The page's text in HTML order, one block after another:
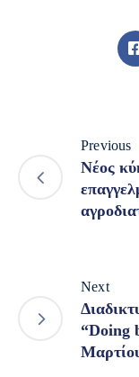
Previous
Νέος
Next
“Doing